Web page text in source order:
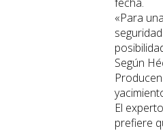
«Para
Según
El
prefiere